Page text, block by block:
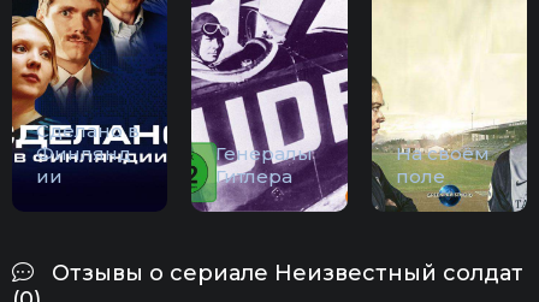
Сделано в
Финлянд
ии
Генералы
Гитлера
На своём
поле
Отзывы о сериале Неизвестный солдат